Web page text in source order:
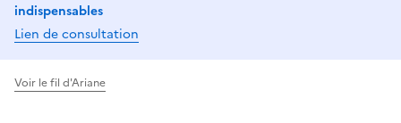
indispensables
Lien de consultation
Voir le fil d'Ariane